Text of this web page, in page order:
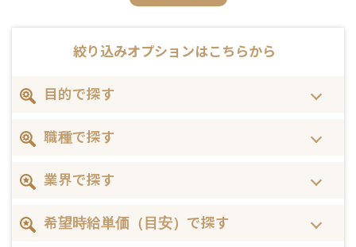
絞り込みオプションはこちらから
目的で探す
職種で探す
業界で探す
希望時給単価（目安）で探す